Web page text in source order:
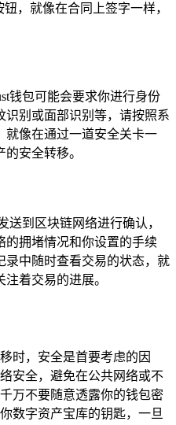
，就像在合同上签字一样，
钱包可能会要求你进行身份
别或面部识别等，请按照系
就像在通过一道安全关卡一
安全转移。
送到区块链网络进行确认，
的拥堵情况和你设置的手续
录中随时查看交易的状态，就
着交易的进展。
时，安全是首要考虑的因
安全，避免在公共网络或不
万不要随意透露你的钱包密
数字资产宝库的钥匙，一旦